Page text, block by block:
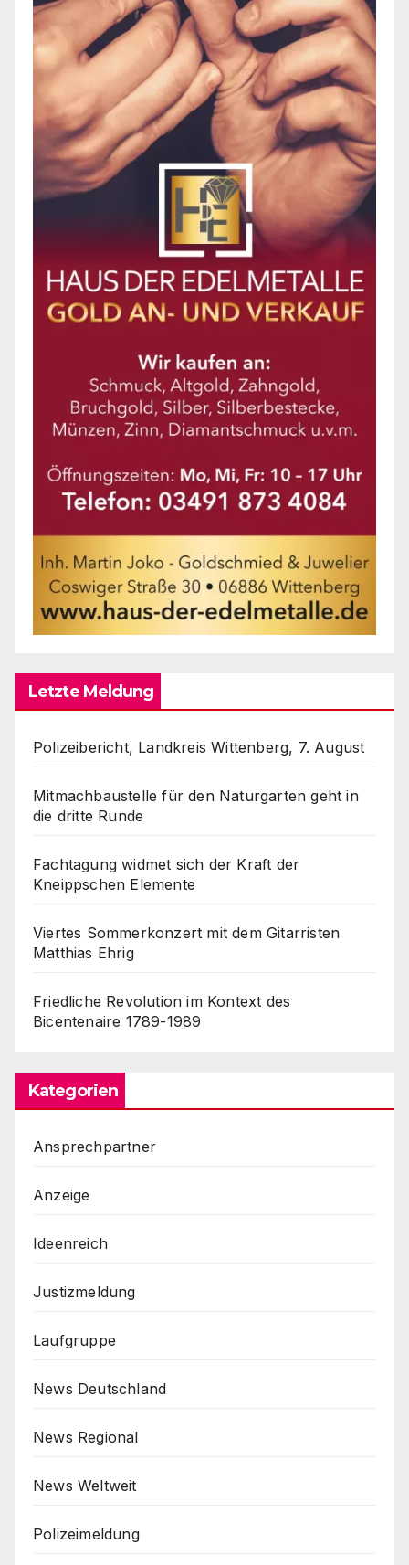
Letzte Meldung
Polizeibericht, Landkreis Wittenberg, 7. August
Mitmachbaustelle für den Naturgarten geht in
die dritte Runde
Fachtagung widmet sich der Kraft der
Kneippschen Elemente
Viertes Sommerkonzert mit dem Gitarristen
Matthias Ehrig
Friedliche Revolution im Kontext des
Bicentenaire 1789-1989
Kategorien
Ansprechpartner
Anzeige
Ideenreich
Justizmeldung
Laufgruppe
News Deutschland
News Regional
News Weltweit
Polizeimeldung